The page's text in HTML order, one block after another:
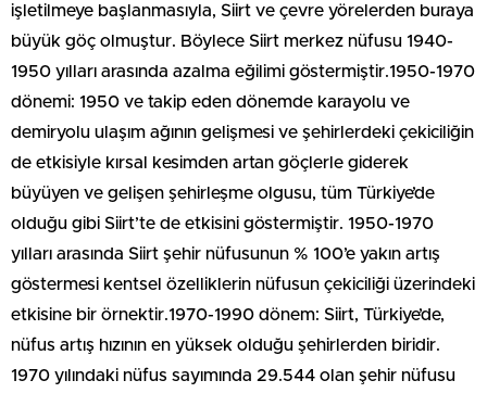
işletilmeye başlanmasıyla, Siirt ve çevre yörelerden buraya
büyük göç olmuştur. Böylece Siirt merkez nüfusu 1940-
1950 yılları arasında azalma eğilimi göstermiştir.1950-1970
dönemi: 1950 ve takip eden dönemde karayolu ve
demiryolu ulaşım ağının gelişmesi ve şehirlerdeki çekiciliğin
de etkisiyle kırsal kesimden artan göçlerle giderek
büyüyen ve gelişen şehirleşme olgusu, tüm Türkiye’de
olduğu gibi Siirt’te de etkisini göstermiştir. 1950-1970
yılları arasında Siirt şehir nüfusunun % 100’e yakın artış
göstermesi kentsel özelliklerin nüfusun çekiciliği üzerindeki
etkisine bir örnektir.1970-1990 dönem: Siirt, Türkiye’de,
nüfus artış hızının en yüksek olduğu şehirlerden biridir.
1970 yılındaki nüfus sayımında 29.544 olan şehir nüfusu